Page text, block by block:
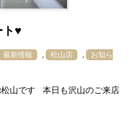
ト♥
最新情報 松山店
お知ら
山です 本日も沢山のご来店